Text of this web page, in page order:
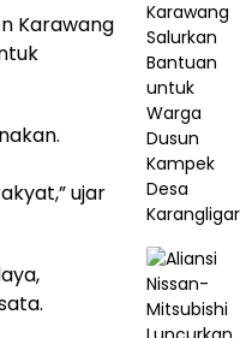
Karawang
ujar